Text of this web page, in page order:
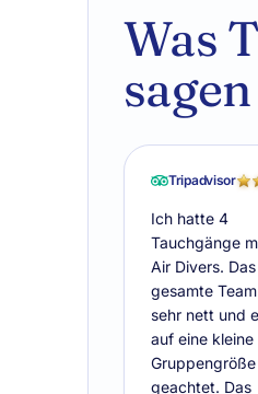
Was
sagen
Tripadvisor
Ich hatte 4
Tauchgänge
Air Divers. Das
gesamte
sehr nett und
auf eine kleine
Gruppengröße
geachtet. Das